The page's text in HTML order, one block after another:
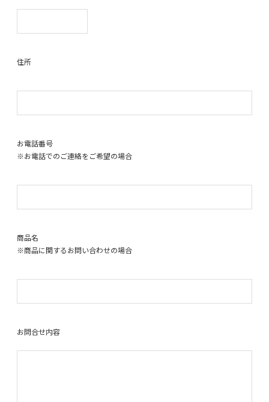
住所
お電話番号
※お電話でのご連絡をご希望の場合
商品名
※商品に関するお問い合わせの場合
お問合せ内容